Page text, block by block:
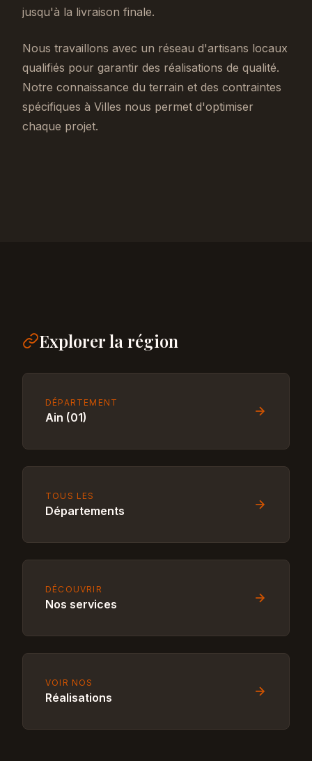
jusqu'à la livraison finale.
Nous travaillons avec un réseau d'artisans locaux
qualifiés pour garantir des réalisations de qualité.
Notre connaissance du terrain et des contraintes
spécifiques à Villes nous permet d'optimiser
chaque projet.
Explorer la région
DÉPARTEMENT
Ain (01)
TOUS LES
Départements
DÉCOUVRIR
Nos services
VOIR NOS
Réalisations